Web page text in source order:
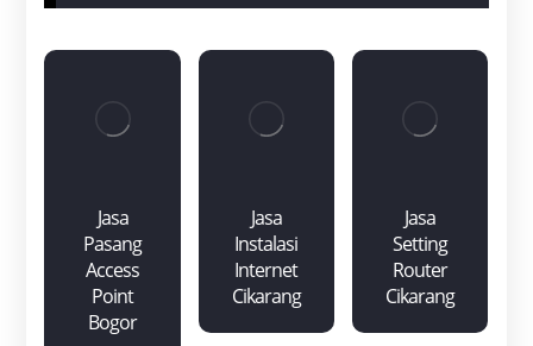
Jasa
Pasang
Access
Point
Bogor
Jasa
Instalasi
Internet
Cikarang
Jasa
Setting
Router
Cikarang